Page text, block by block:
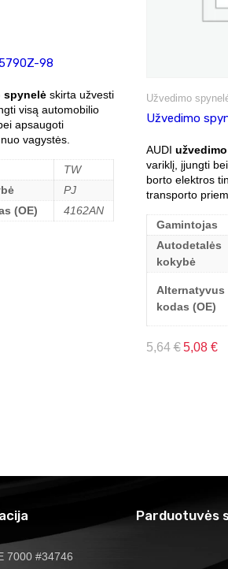
98
spynelė skirta užvesti
visą automobilio
apsaugoti
vagystės.
TW
PJ
(OE)
4162AN
Užvedimo
Užvedimo
AUDI
variklį, įjungti
borto elektros
transporto
Gamintojas
Autodetalės
kokybė
Alternatyvus
kodas (OE)
5,64€ 5,08 €
7000 #34746
Parduotuvės